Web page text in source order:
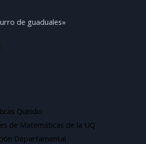
de guaduales»
Quindio
de Matemáticas de la UQ
Departamental